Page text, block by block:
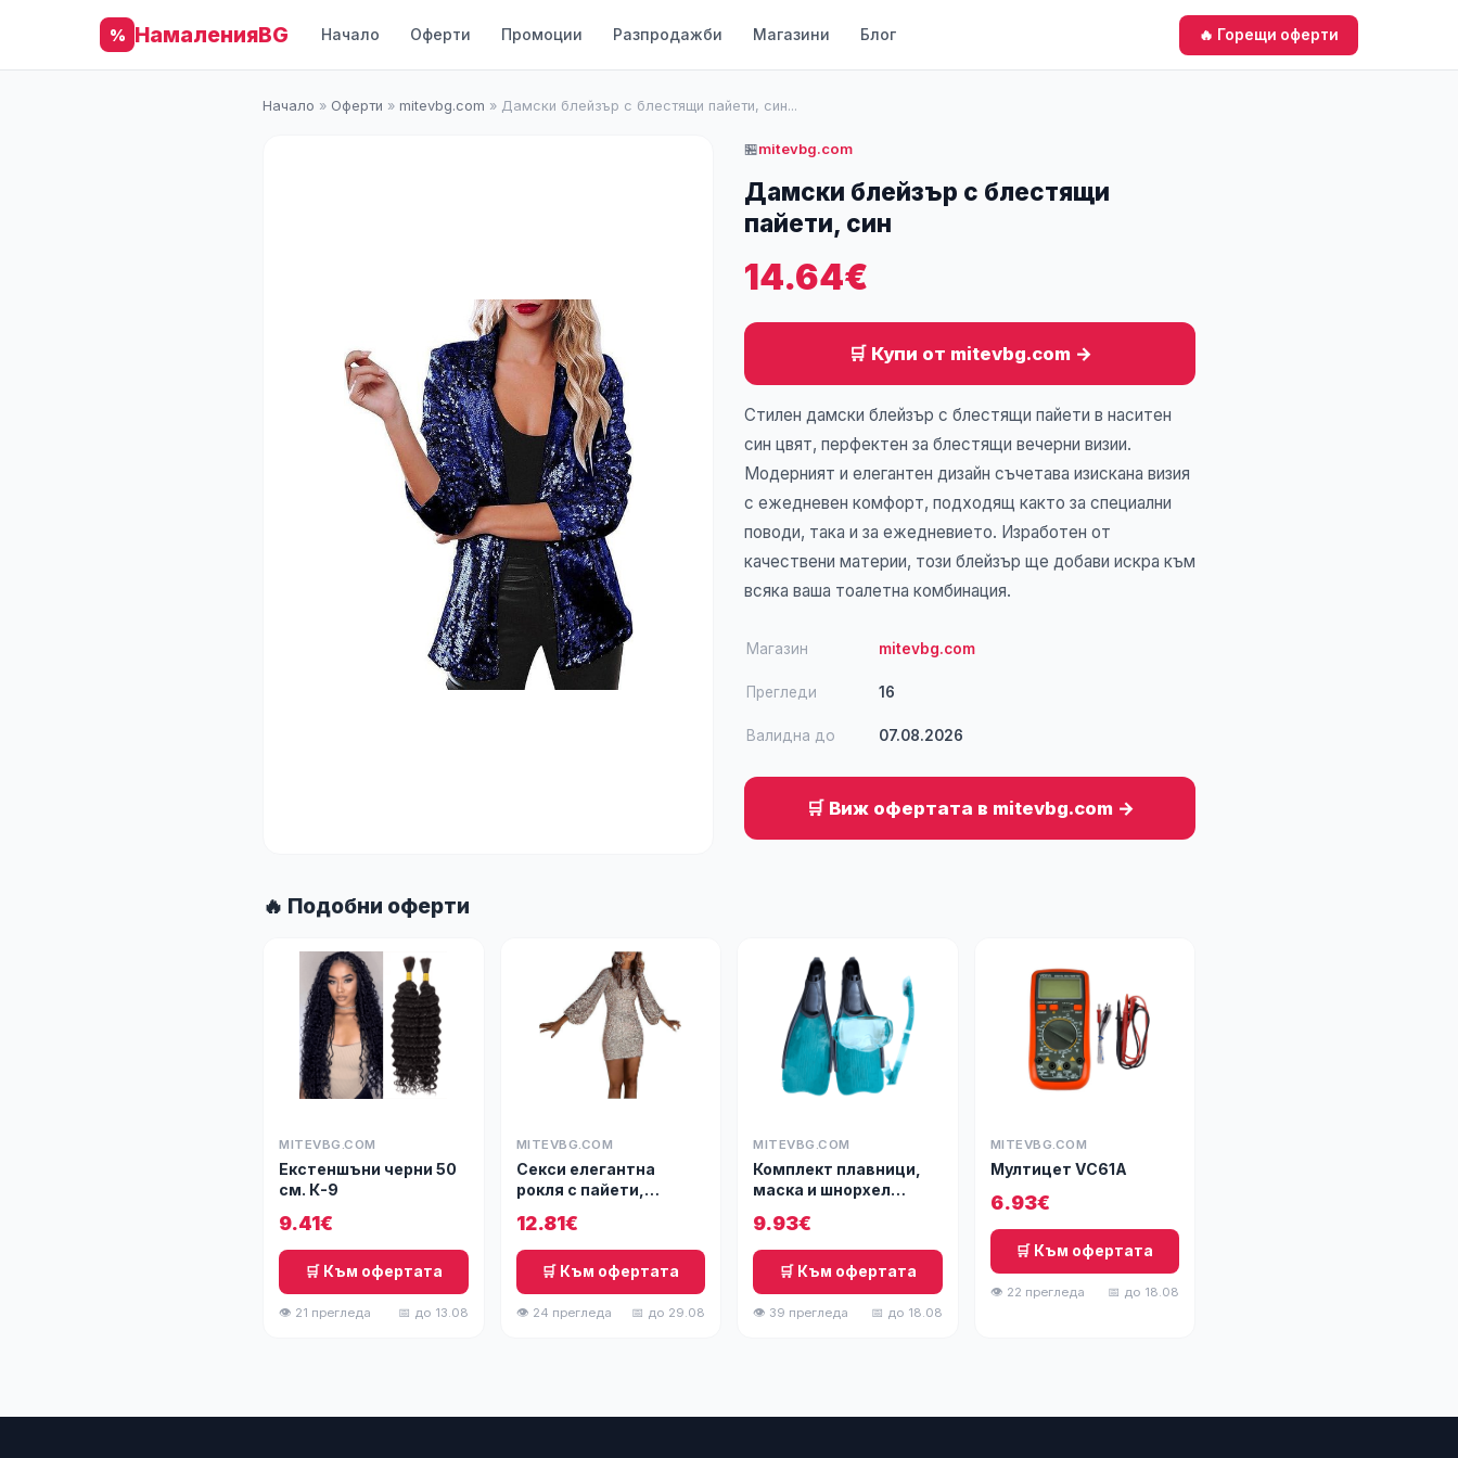
% НамаленияBG Начало Оферти Промоции Разпродажби Магазини Блог 🔥 Горещи оферти
Начало » Оферти » mitevbg.com » Дамски блейзър с блестящи пайети, син...
🏪mitevbg.com
Дамски блейзър с блестящи
пайети, син
14.64€
🛒 Купи от mitevbg.com →
Стилен дамски блейзър с блестящи пайети в наситен
син цвят, перфектен за блестящи вечерни визии.
Модерният и елегантен дизайн съчетава изискана визия
с ежедневен комфорт, подходящ както за специални
поводи, така и за ежедневието. Изработен от
качествени материи, този блейзър ще добави искра към
всяка ваша тоалетна комбинация.
Магазин mitevbg.com
Прегледи 16
Валидна до 07.08.2026
🛒 Виж офертата в mitevbg.com →
🔥 Подобни оферти
MITEVBG.COM
Екстеншъни черни 50
см. К-9
9.41€
🛒 Към офертата
👁 21 прегледа 📅 до 13.08
MITEVBG.COM
Секси елегантна
рокля с пайети,
12.81€
🛒 Към офертата
👁 24 прегледа 📅 до 29.08
MITEVBG.COM
Комплект плавници,
маска и шнорхел
9.93€
🛒 Към офертата
👁 39 прегледа 📅 до 18.08
MITEVBG.COM
Мултицет VC61А
6.93€
🛒 Към офертата
👁 22 прегледа 📅 до 18.08